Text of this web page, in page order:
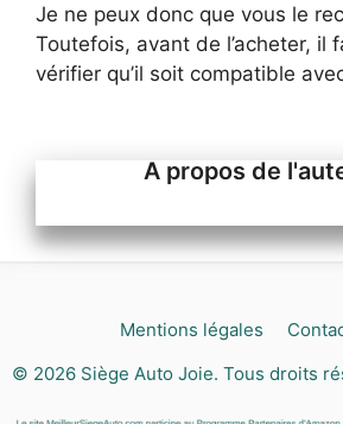
Je ne peux donc que vous le
Toutefois, avant de l’acheter, il
vérifier qu’il soit compatible
Mentions légales
© 2026 Siège Auto Joie. Tous droits